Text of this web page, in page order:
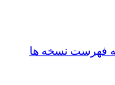
فهرست نسخه ها